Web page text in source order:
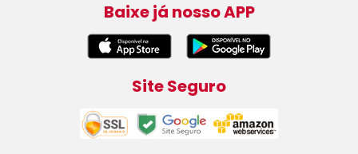
Baixe já nosso APP
Site Seguro